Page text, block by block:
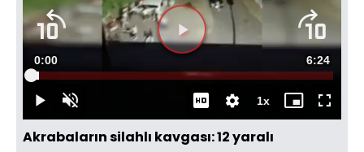
Videoyu
Oynat
OynatSesi
Aç
Süre
0:00 Toplam
Süre
6:24
Yüklendi:
1xOynatma
Hızı
Mini
oynatıcı
Tam
Ekran
Akrabaların silahlı kavgası: 12 yaralı